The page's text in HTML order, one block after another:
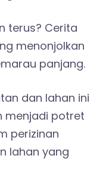
terus? Cerita
menonjolkan
panjang.
dan lahan ini
menjadi potret
perizinan
lahan yang